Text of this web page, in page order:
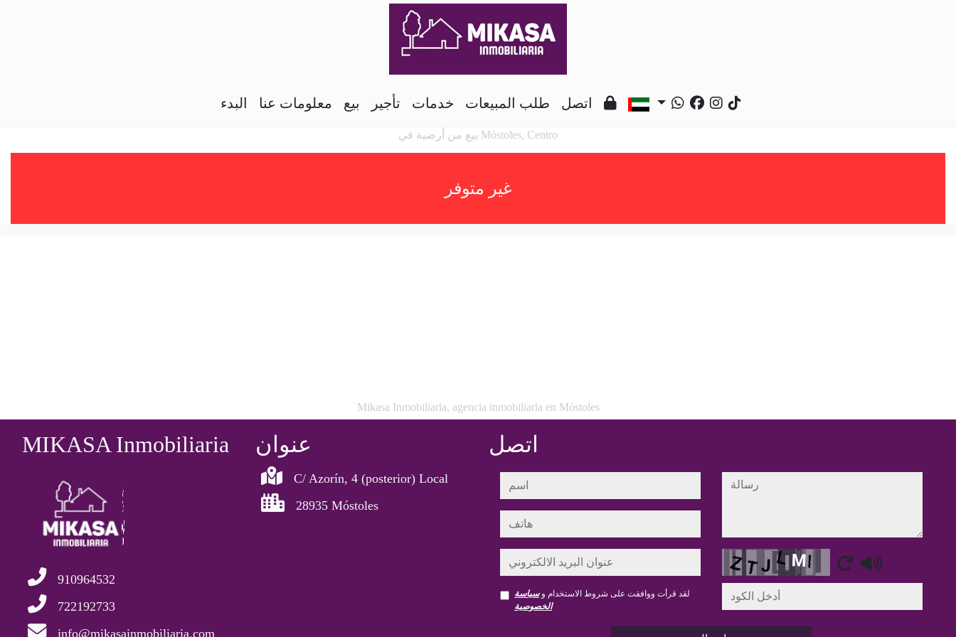
البدء معلومات عنا بيع تأجير خدمات طلب المبيعات اتصل
بيع من أرضية في Móstoles, Centro
غير متوفر
Mikasa Inmobiliaria, agencia inmobiliaria en Móstoles
MIKASA Inmobiliaria
910964532
722192733
info@mikasainmobiliaria.com
عنوان
C/ Azorín, 4 (posterior) Local
28935 Móstoles
اتصل
هاتف
عنوان البريد الالكتروني
لقد قرأت ووافقت على شروط الاستخدام وسياسة
الخصوصية
رسالة
Captcha